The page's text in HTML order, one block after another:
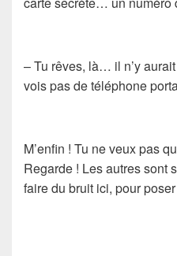
– Tu rêves, là… il n’y
vois pas de téléphone
M’enfin ! Tu ne veux pas
Regarde ! Les autres sont
faire du bruit ici, pour